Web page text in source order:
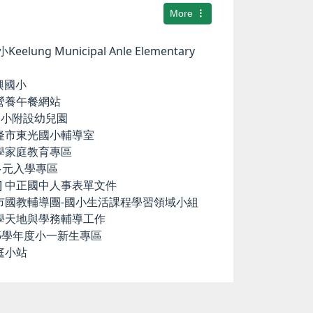
More
Keelung Municipal Anle Elementary
國小
養午餐網站
附設幼兒園
東光國小輔導室
家庭教育專區
入學專區
正國中人事表單文件
教輔導團-國小生活課程學習領域小組
地與學務輔導工作
年度小一新生專區
小站